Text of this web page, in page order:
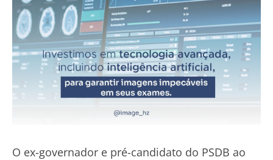
O ex-governador e pré-candidato do PSDB ao